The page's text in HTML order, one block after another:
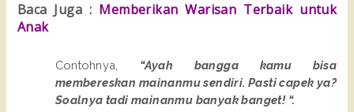
Baca Juga : Memberikan Warisan Terbaik untuk
Anak
Contohnya, “Ayah bangga kamu bisa
membereskan mainanmu sendiri. Pasti capek ya?
Soalnya tadi mainanmu banyak banget! “.